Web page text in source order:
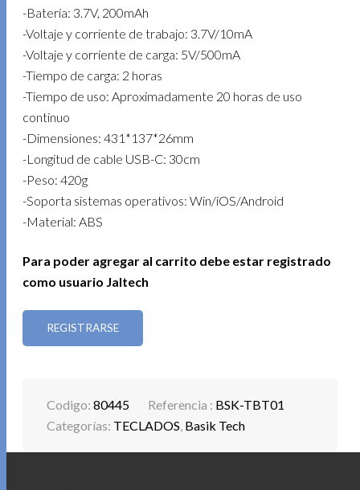
-Batería: 3.7V, 200mAh
-Voltaje y corriente de trabajo: 3.7V/10mA
-Voltaje y corriente de carga: 5V/500mA
-Tiempo de carga: 2 horas
-Tiempo de uso: Aproximadamente 20 horas de uso
continuo
-Dimensiones: 431*137*26mm
-Longitud de cable USB-C: 30cm
-Peso: 420g
-Soporta sistemas operativos: Win/iOS/Android
-Material: ABS
Para poder agregar al carrito debe estar registrado
como usuario Jaltech
REGISTRARSE
Codigo:80445 Referencia : BSK-TBT01
Categorías: TECLADOS, Basik Tech